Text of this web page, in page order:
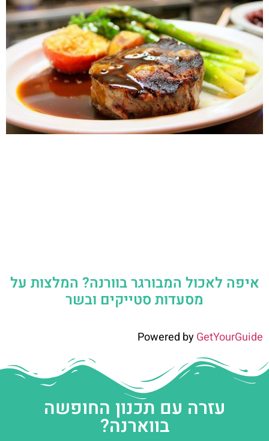
איפה לאכול המבורגר בוורנה? המלצות על
מסעדות סטייקים ובשר
Powered byGetYourGuide
עזרה עם תכנון החופשה
בווארנה?